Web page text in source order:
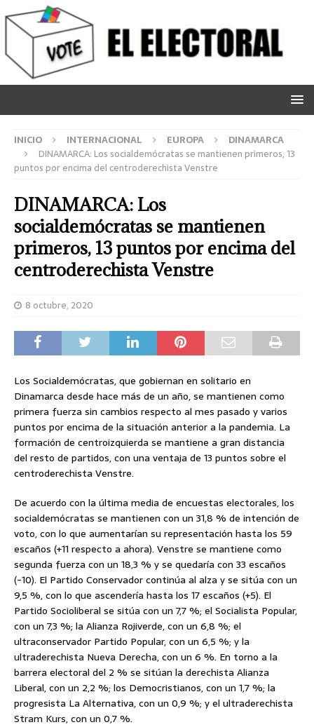
INICIO INTERNACIONAL EUROPA
DINAMARCA
DINAMARCA: Los socialdemócratas se mantienen primeros, 13
puntos por encima del centroderechista Venstre
DINAMARCA: Los
socialdemócratas se mantienen
primeros, 13 puntos por encima del
centroderechista Venstre
8 octubre, 2020
Los Socialdemócratas, que gobiernan en solitario en
Dinamarca desde hace más de un año, se mantienen como
primera fuerza sin cambios respecto al mes pasado y varios
puntos por encima de la situación anterior a la pandemia. La
formación de centroizquierda se mantiene a gran distancia
del resto de partidos, con una ventaja de 13 puntos sobre el
centroderechista Venstre.
De acuerdo con la última media de encuestas electorales, los
socialdemócratas se mantienen con un 31,8 % de intención de
voto, con lo que aumentarían su representación hasta los 59
escaños (+11 respecto a ahora). Venstre se mantiene como
segunda fuerza con un 18,3 % y se quedaría con 33 escaños
(-10). El Partido Conservador continúa al alza y se sitúa con un
9,5 %, con lo que ascendería hasta los 17 escaños (+5). El
Partido Socioliberal se sitúa con un 7,7 %; el Socialista Popular,
con un 7,3 %; la Alianza Rojiverde, con un 6,8 %; el
ultraconservador Partido Popular, con un 6,5 %; y la
ultraderechista Nueva Derecha, con un 6 %. En torno a la
barrera electoral del 2 % se sitúan la derechista Alianza
Liberal, con un 2,2 %; los Democristianos, con un 1,7 %; la
progresista La Alternativa, con un 0,9 %; y el ultraderechista
Stram Kurs, con un 0,7 %.